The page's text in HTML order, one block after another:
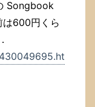
Songbook
は600円くら